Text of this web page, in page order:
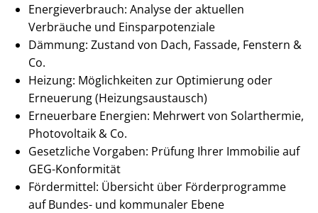
En­er­gie­ver­brauch: Analyse der aktuellen
Verbräuche und Ein­spar­po­ten­zia­le
Dämmung: Zustand von Dach, Fassade, Fenstern &
Co.
Heizung: Möglichkeiten zur Optimierung oder
Erneuerung (Hei­zungs­aus­tausch)
Erneuerbare Energien: Mehrwert von Solarthermie,
Photovoltaik & Co.
Gesetzliche Vorgaben: Prüfung Ihrer Immobilie auf
GEG-Konformität
Fördermittel: Übersicht über Förderprogramme
auf Bundes- und kommunaler Ebene